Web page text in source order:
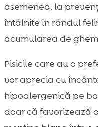
asemenea, la
întâlnite în rândul
acumularea de
Pisicile care au o
vor aprecia cu
hipoalergenică pe
doar că favorizează